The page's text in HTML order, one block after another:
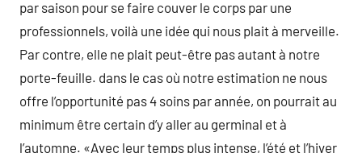
par saison pour se faire couver le corps par une
professionnels, voilà une idée qui nous plait à merveille.
Par contre, elle ne plait peut-être pas autant à notre
porte-feuille. dans le cas où notre estimation ne nous
offre l’opportunité pas 4 soins par année, on pourrait au
minimum être certain d’y aller au germinal et à
l’automne. «Avec leur temps plus intense, l’été et l’hiver